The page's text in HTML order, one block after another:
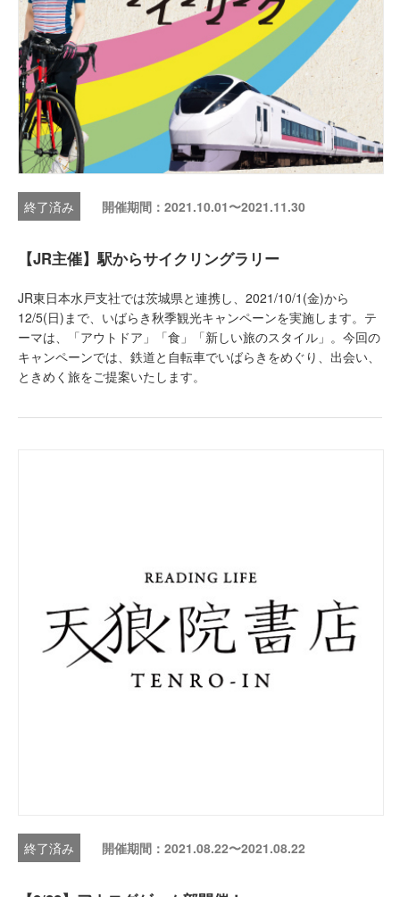
開催期間：2021.10.01〜2021.11.30
【JR主催】駅からサイクリングラリー
JR東日本水戸支社では茨城県と連携し、2021/10/1(金)から
12/5(日)まで、いばらき秋季観光キャンペーンを実施します。テ
ーマは、「アウトドア」「食」「新しい旅のスタイル」。今回の
キャンペーンでは、鉄道と自転車でいばらきをめぐり、出会い、
ときめく旅をご提案いたします。
開催期間：2021.08.22〜2021.08.22